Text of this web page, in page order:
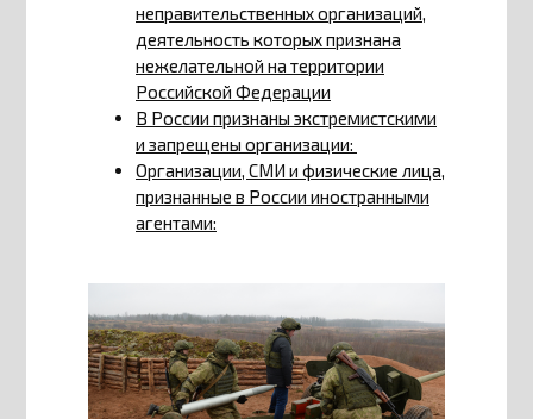
неправительственных организаций,
деятельность которых признана
нежелательной на территории
Российской Федерации
В России признаны экстремистскими
и запрещены организации:
Организации, СМИ и физические лица,
признанные в России иностранными
агентами: